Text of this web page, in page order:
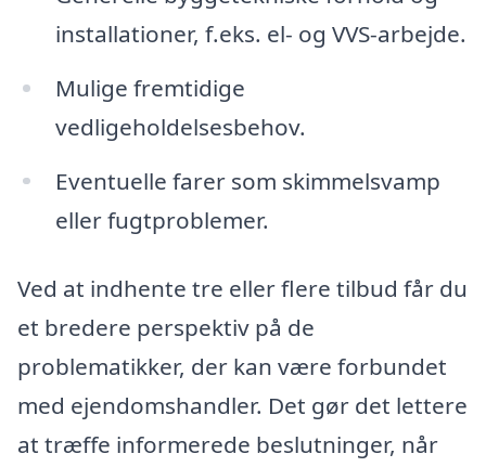
installationer, f.eks. el- og VVS-arbejde.
Mulige fremtidige
vedligeholdelsesbehov.
Eventuelle farer som skimmelsvamp
eller fugtproblemer.
Ved at indhente tre eller flere tilbud får du
et bredere perspektiv på de
problematikker, der kan være forbundet
med ejendomshandler. Det gør det lettere
at træffe informerede beslutninger, når